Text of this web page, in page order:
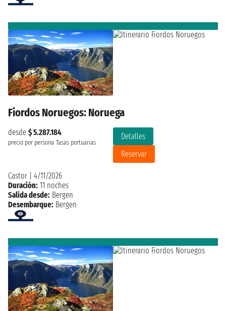
Fiordos Noruegos: Noruega
desde $ 5.287.184
precio por persona Tasas portuarias
Detalles
Reservar
Castor
4/11/2026
Duración: 11 noches
Salida desde: Bergen
Desembarque: Bergen